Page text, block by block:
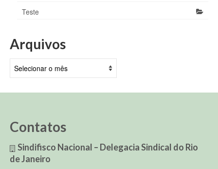
Teste
Arquivos
Contatos
Sindifisco Nacional – Delegacia Sindical do Rio
de Janeiro